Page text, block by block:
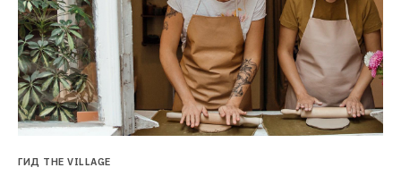
ГИД THE VILLAGE